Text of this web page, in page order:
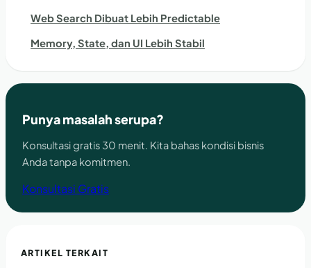
Web Search Dibuat Lebih Predictable
Memory, State, dan UI Lebih Stabil
Punya masalah serupa?
Konsultasi gratis 30 menit. Kita bahas kondisi bisnis
Anda tanpa komitmen.
Konsultasi Gratis
ARTIKEL TERKAIT